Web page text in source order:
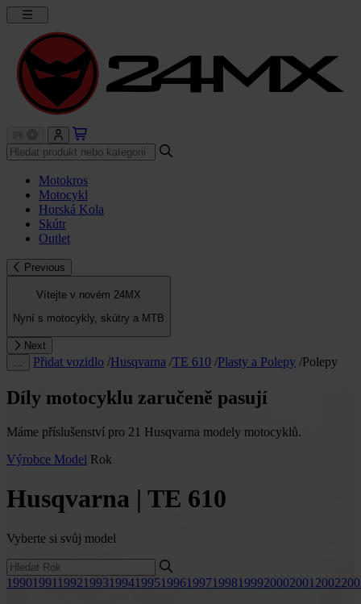
Motokros
Motocykl
Horská Kola
Skútr
Outlet
Previous
Vítejte v novém 24MX
Nyní s motocykly, skútry a MTB
Next
Přidat vozidlo /Husqvarna /TE 610 /Plasty a Polepy /Polepy
Díly motocyklu zaručeně pasují
Máme příslušenství pro 21 Husqvarna modely motocyklů.
Výrobce Model Rok
Husqvarna | TE 610
Vyberte si svůj model
19901991 1992199319941995199619971998199920002001 2002